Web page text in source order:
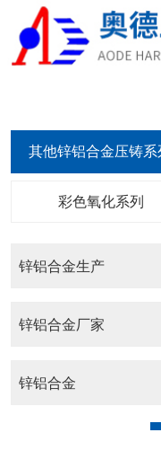
锌铝合金生产
锌铝合金厂家
锌铝合金